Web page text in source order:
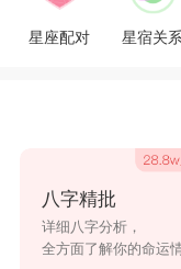
不过这一对相
因为天蝎女和金
了对方做妥协，
不过幸好双方都
愿意让步的。
星座配对 星宿关系
八字精批
详细八字分析，
全方面了解你的命运